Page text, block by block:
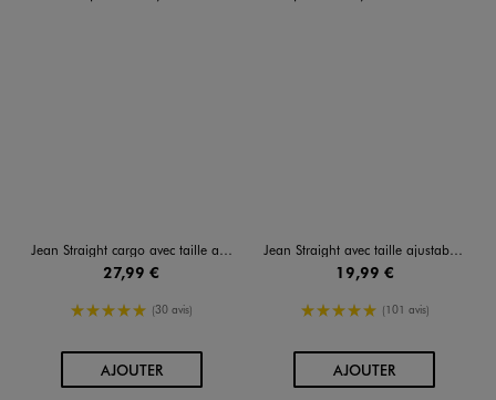
Jean Straight cargo avec taille ajustable fille
27,99 €
5/5 de moyenne
(30 avis)
AJOUTERAU PANIER
Jean Straight avec taille ajustable fille
19,99 €
5/5 de moyenne
(101 avis)
AJOUTERAU PANIER